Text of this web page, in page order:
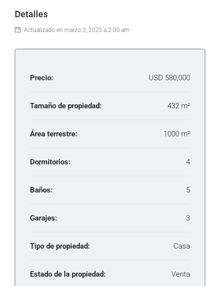
Detalles
Actualizado en marzo 3, 2025 a 2:00 am
Precio: USD 580,000
Tamaño de propiedad: 432 m²
Área terrestre: 1000 m²
Dormitorios: 4
Baños: 5
Garajes: 3
Tipo de propiedad: Casa
Estado de la propiedad: Venta